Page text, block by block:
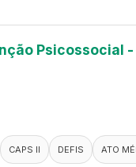
Psicossocial -
CAPS II DEFIS ATO